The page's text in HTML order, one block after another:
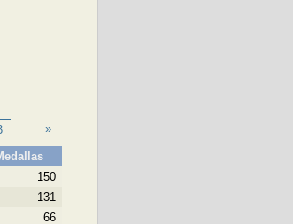
»
150
131
66